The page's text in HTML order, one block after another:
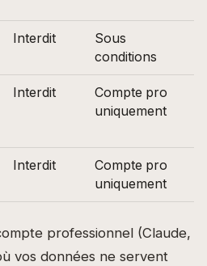
Interdit
Sous
conditions
Interdit
Compte pro
uniquement
Interdit
Compte pro
uniquement
professionnel (Claude,
vos données ne servent